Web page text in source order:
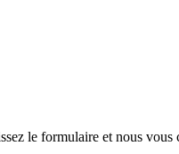
le formulaire et nous vous